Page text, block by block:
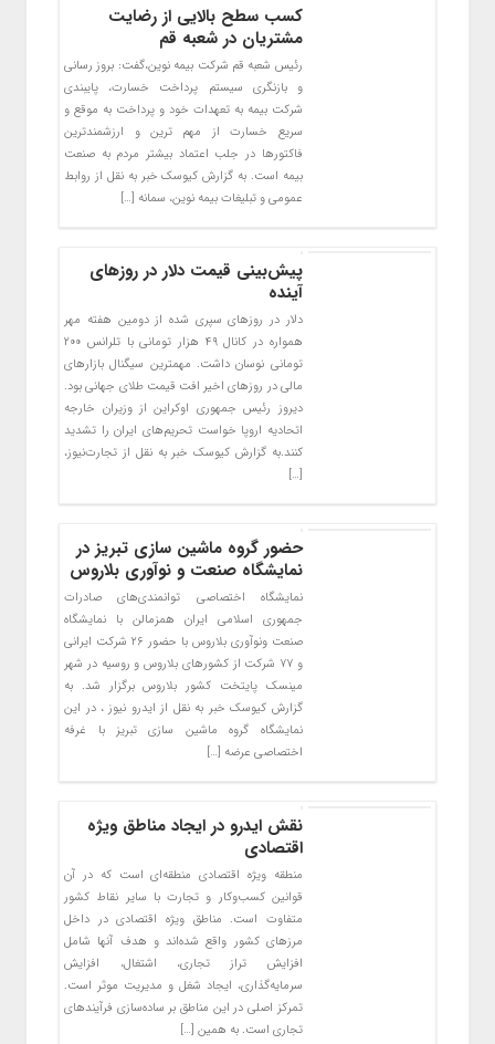
کسب سطح بالایی از رضایت
مشتریان در شعبه قم
رئیس شعبه قم شرکت بیمه نوین،گفت: بروز رسانی
و بازنگری سیستم پرداخت خسارت، پایبندی
شرکت بیمه به تعهدات خود و پرداخت به موقع و
سریع خسارت از مهم ترین و ارزشمندترین
فاکتورها در جلب اعتماد بیشتر مردم به صنعت
بیمه است. به گزارش کیوسک خبر به نقل از روابط
عمومی و تبلیغات بیمه نوین، سمانه […]
پیش‌بینی قیمت دلار در روزهای
آینده
دلار در روزهای سپری شده از دومین هفته مهر
همواره در کانال ۴۹ هزار تومانی با تلرانس ۲۰۰
تومانی نوسان داشت. مهمترین سیگنال بازارهای
مالی در روزهای اخیر افت قیمت طلای جهانی بود.
دیروز رئیس جمهوری اوکراین از وزیران خارجه
اتحادیه اروپا خواست تحریم‌های ایران را تشدید
کنند.به گزارش کیوسک خبر به نقل از تجارت‌نیوز،
[…]
حضور گروه ماشین سازی تبریز در
نمایشگاه صنعت و نوآوری بلاروس
نمایشگاه اختصاصی توانمندی‌های صادرات
جمهوری اسلامی ایران همزمالن با نمایشگاه
صنعت ونوآوری بلاروس با حضور ۲۶ شرکت ایرانی
و ۷۷ شرکت از کشورهای بلاروس و روسیه در شهر
مینسک پایتخت کشور بلاروس برگزار شد. به
گزارش کیوسک خبر به نقل از ایدرو نیوز ، در این
نمایشگاه گروه ماشین سازی تبریز با غرفه
اختصاصی عرضه […]
نقش ایدرو در ایجاد مناطق ویژه
اقتصادی
منطقه ویژه اقتصادی منطقه‌ای است که در آن
قوانین کسب‌وکار و تجارت با سایر نقاط کشور
متفاوت است. مناطق ویژه اقتصادی در داخل
مرزهای کشور واقع شده‌اند و هدف آنها شامل
افزایش تراز تجاری، اشتغال، افزایش
سرمایه‌گذاری، ایجاد شغل و مدیریت موثر است.
تمرکز اصلی در این مناطق بر ساده‌سازی فرآیندهای
تجاری است. به همین […]